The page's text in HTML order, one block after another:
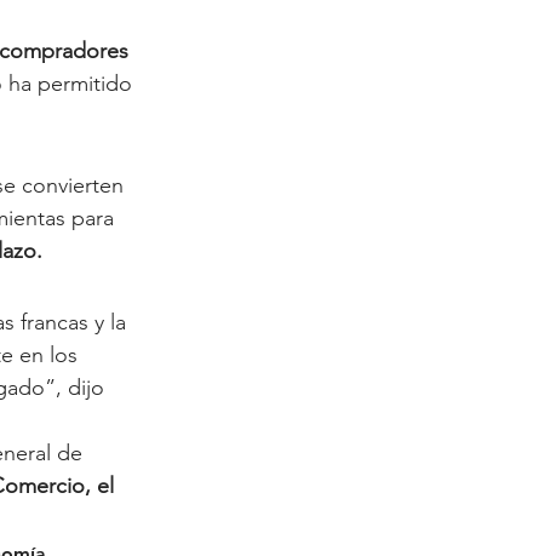
ha permitido
convierten
para
en los
dijo
de
el